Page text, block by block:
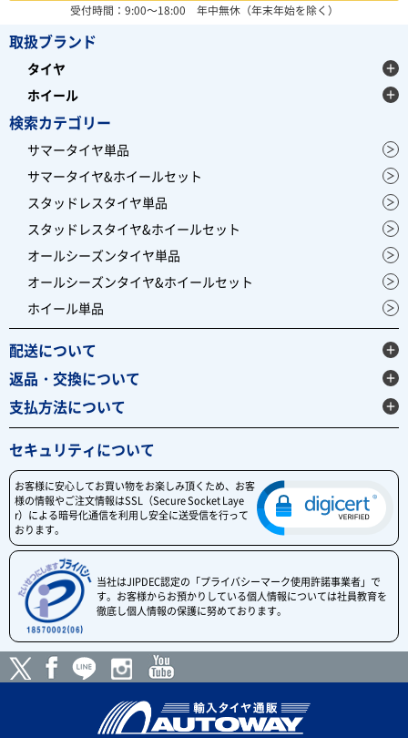
受付時間：9:00～18:00 年中無休（年末年始を除く）
取扱ブランド
タイヤ
ホイール
検索カテゴリー
サマータイヤ単品
サマータイヤ&ホイールセット
スタッドレスタイヤ単品
スタッドレスタイヤ&ホイールセット
オールシーズンタイヤ単品
オールシーズンタイヤ&ホイールセット
ホイール単品
配送について
返品・交換について
支払方法について
セキュリティについて
お客様に安心してお買い物をお楽しみ頂くため、お客
様の情報やご注文情報はSSL（Secure Socket Laye
r）による暗号化通信を利用し安全に送受信を行って
おります。
当社はJIPDEC認定の「プライバシーマーク使用許諾事業者」で
す。お客様からお預かりしている個人情報については社員教育を
徹底し個人情報の保護に努めております。